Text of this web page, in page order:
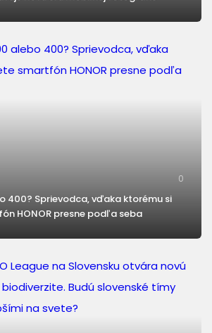
0
400? Sprievodca, vďaka ktorému si
HONOR presne podľa seba